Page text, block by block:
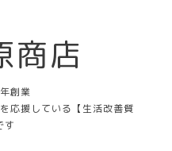
商店
創業
応援している【生活改善質
す